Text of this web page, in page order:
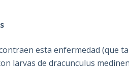
esta enfermedad (que
larvas de dracunculus